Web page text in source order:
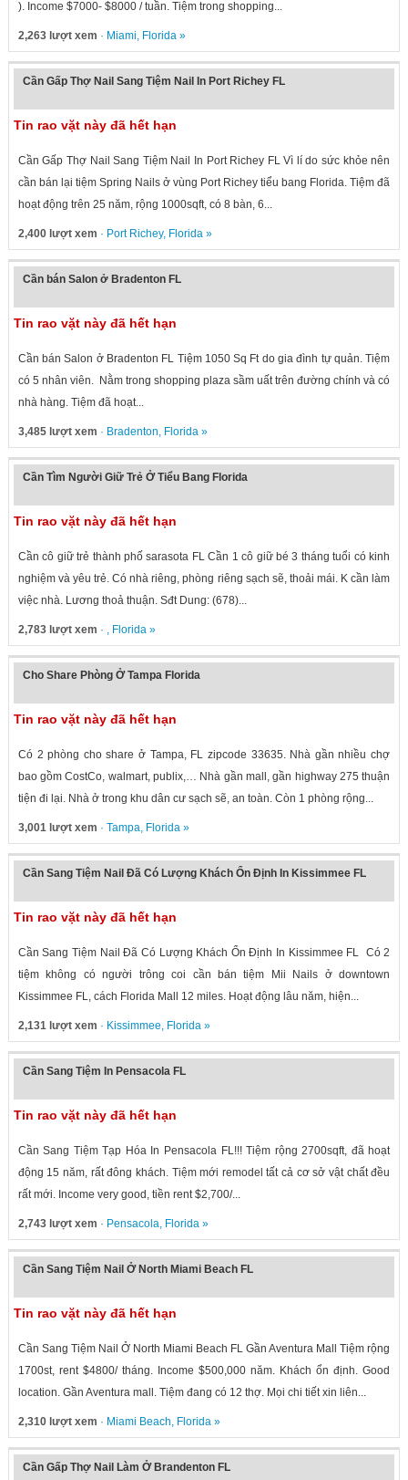
). Income $7000- $8000 / tuần. Tiệm trong shopping...
2,263 lượt xem · Miami, Florida»
Cần Gấp Thợ Nail Sang Tiệm Nail In Port Richey FL
Tin rao vặt này đã hết hạn
Cần Gấp Thợ Nail Sang Tiệm Nail In Port Richey FL Vì lí do sức khỏe nên
cần bán lại tiệm Spring Nails ở vùng Port Richey tiểu bang Florida. Tiệm đã
hoạt động trên 25 năm, rộng 1000sqft, có 8 bàn, 6...
2,400 lượt xem · Port Richey, Florida»
Cần bán Salon ở Bradenton FL
Tin rao vặt này đã hết hạn
Cần bán Salon ở Bradenton FL Tiệm 1050 Sq Ft do gia đình tự quản. Tiệm
có 5 nhân viên. Nằm trong shopping plaza sầm uất trên đường chính và có
nhà hàng. Tiệm đã hoạt...
3,485 lượt xem · Bradenton, Florida»
Cần Tìm Người Giữ Trẻ Ở Tiểu Bang Florida
Tin rao vặt này đã hết hạn
Cần cô giữ trẻ thành phố sarasota FL Cần 1 cô giữ bé 3 tháng tuổi có kinh
nghiệm và yêu trẻ. Có nhà riêng, phòng riêng sạch sẽ, thoải mái. K cần làm
việc nhà. Lương thoả thuận. Sđt Dung: (678)...
2,783 lượt xem · , Florida»
Cho Share Phòng Ở Tampa Florida
Tin rao vặt này đã hết hạn
Có 2 phòng cho share ở Tampa, FL zipcode 33635. Nhà gần nhiều chợ
bao gồm CostCo, walmart, publix,… Nhà gần mall, gần highway 275 thuận
tiện đi lại. Nhà ở trong khu dân cư sạch sẽ, an toàn. Còn 1 phòng rộng...
3,001 lượt xem · Tampa, Florida»
Cần Sang Tiệm Nail Đã Có Lượng Khách Ổn Định In Kissimmee FL
Tin rao vặt này đã hết hạn
Cần Sang Tiệm Nail Đã Có Lượng Khách Ổn Định In Kissimmee FL Có 2
tiệm không có người trông coi cần bán tiệm Mii Nails ở downtown
Kissimmee FL, cách Florida Mall 12 miles. Hoạt động lâu năm, hiện...
2,131 lượt xem · Kissimmee, Florida»
Cần Sang Tiệm In Pensacola FL
Tin rao vặt này đã hết hạn
Cần Sang Tiệm Tạp Hóa In Pensacola FL!!! Tiệm rộng 2700sqft, đã hoạt
động 15 năm, rất đông khách. Tiệm mới remodel tất cả cơ sở vật chất đều
rất mới. Income very good, tiền rent $2,700/...
2,743 lượt xem · Pensacola, Florida»
Cần Sang Tiệm Nail Ở North Miami Beach FL
Tin rao vặt này đã hết hạn
Cần Sang Tiệm Nail Ở North Miami Beach FL Gần Aventura Mall Tiệm rộng
1700st, rent $4800/ tháng. Income $500,000 năm. Khách ổn định. Good
location. Gần Aventura mall. Tiệm đang có 12 thợ. Mọi chi tiết xin liên...
2,310 lượt xem · Miami Beach, Florida»
Cần Gấp Thợ Nail Làm Ở Brandenton FL